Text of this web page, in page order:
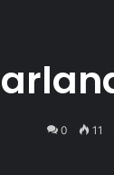
0 11